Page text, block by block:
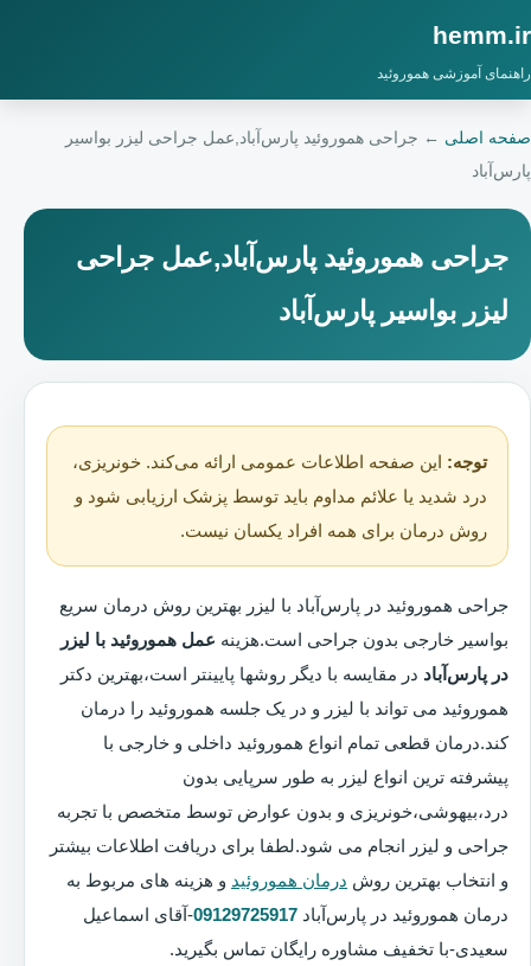
hemm.ir
راهنمای آموزشی هموروئید
صفحه اصلی ← جراحی هموروئید پارس‌آباد,عمل جراحی لیزر بواسیر
پارس‌آباد
جراحی هموروئید پارس‌آباد,عمل جراحی
لیزر بواسیر پارس‌آباد
توجه: این صفحه اطلاعات عمومی ارائه می‌کند. خونریزی،
درد شدید یا علائم مداوم باید توسط پزشک ارزیابی شود و
روش درمان برای همه افراد یکسان نیست.
جراحی هموروئید در پارس‌آباد با لیزر بهترین روش درمان سریع
بواسیر خارجی بدون جراحی است.هزینه عمل هموروئید با لیزر
در پارس‌آباد در مقایسه با دیگر روشها پایینتر است،بهترین دکتر
هموروئید می تواند با لیزر و در یک جلسه هموروئید را درمان
کند.درمان قطعی تمام انواع هموروئید داخلی و خارجی با
پیشرفته ترین انواع لیزر به طور سرپایی بدون
درد،بیهوشی،خونریزی و بدون عوارض توسط متخصص با تجربه
جراحی و لیزر انجام می شود.لطفا برای دریافت اطلاعات بیشتر
و انتخاب بهترین روش درمان هموروئید و هزینه های مربوط به
درمان هموروئید در پارس‌آباد 09129725917-آقای اسماعیل
سعیدی-با تخفیف مشاوره رایگان تماس بگیرید.